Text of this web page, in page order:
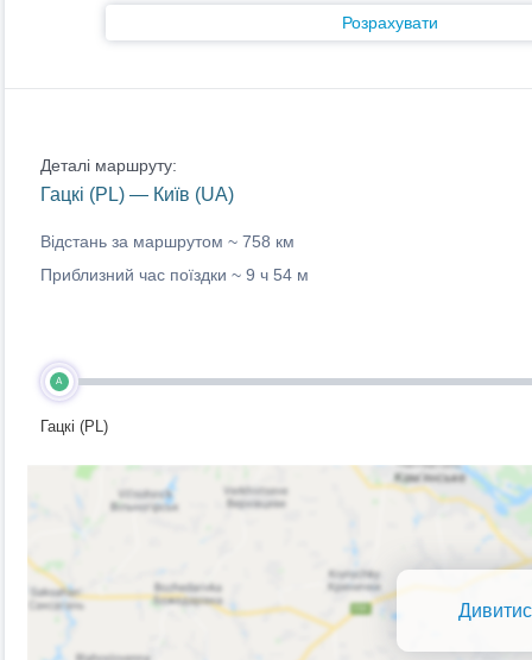
Розрахувати
Деталі маршруту:
Гацкі (PL) — Київ (UA)
Відстань за маршрутом ~ 758 км
Приблизний час поїздки ~ 9 ч 54 м
A
Гацкі (PL)